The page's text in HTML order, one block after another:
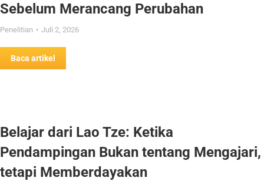
Sebelum Merancang Perubahan
Penelitian Juli 2, 2026
Baca artikel
Belajar dari Lao Tze: Ketika
Pendampingan Bukan tentang Mengajari,
tetapi Memberdayakan